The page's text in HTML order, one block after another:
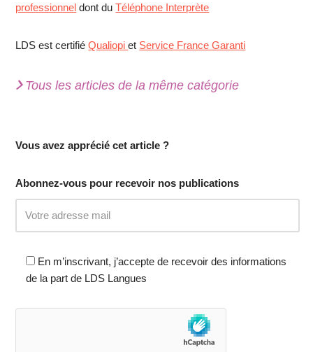
professionnel dont duTéléphone Interprète
LDS est certifiéQualiopiet Service France Garanti
Tous les articles de la même catégorie
Vous avez apprécié cet article ?
Abonnez-vous pour recevoir nos publications
En m’inscrivant, j’accepte de recevoir des informations
de la part de LDS Langues